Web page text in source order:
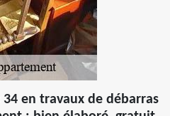
en travaux de débarras